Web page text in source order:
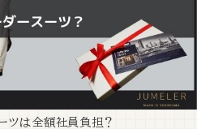
ツは全額社員負担？